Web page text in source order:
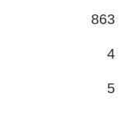
863
4
5